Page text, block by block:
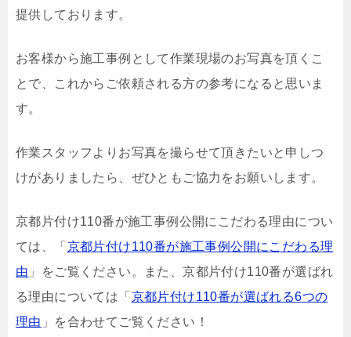
提供しております。
お客様から施工事例として作業現場のお写真を頂くこ
とで、これからご依頼される方の参考になると思いま
す。
作業スタッフよりお写真を撮らせて頂きたいと申しつ
けがありましたら、ぜひともご協力をお願いします。
京都片付け110番が施工事例公開にこだわる理由につい
ては、「 京都片付け110番が施工事例公開にこだわる理
由 」をご覧ください。また、京都片付け110番が選ばれ
る理由については「 京都片付け110番が選ばれる6つの
理由 」を合わせてご覧ください！